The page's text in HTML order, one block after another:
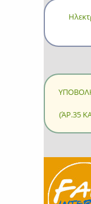
(ΆΡ.35